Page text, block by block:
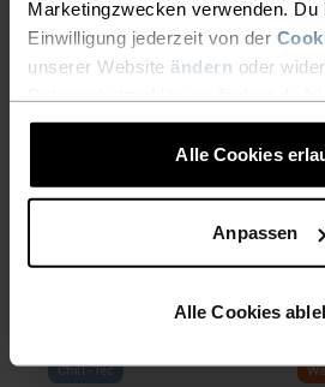
Marketingzwecken verwenden. Du
Einwilligung jederzeit von der
unserer Website ändern oder
Alle Cookies
Anpassen
Alle Cookies
Essential Heritage Print
Rad-Shirt Full-Zip
CHF 55.95CHF 80.00
CHF
Full-Zip
CHF 140.00
CHF
Chill-Tec